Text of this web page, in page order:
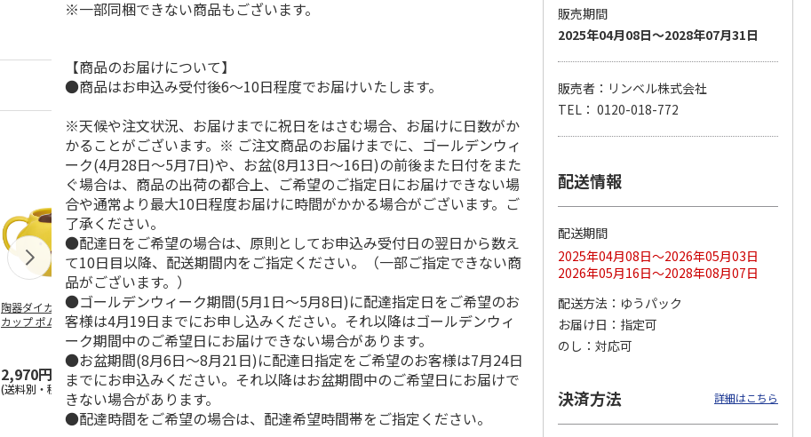
陶器ダイカットマグ
カップ ポムポムプ
2,970円
(送料別・税込)
抗菌食洗機対応 ふ
わっと弁当箱 530ml
水森亜土 PF…
1,760円
(送料別・税込)
ふわっとフタタイト
ランチボックス角型
パペットスンスン
R…
1,485円
(送料別・税込)
マスコット入りドリ
ンクボトル ハロー
キティ PSPR5MC
3,300円
(送料別・税込)
コーデュロイ生地ラ
ンチバッグ ハロー
2,200円
(送料別・税込)
マスコット付箸・箸
置きセット 21cm 干
支箸 ポムポムプ
(送料別・税込)
※一部同梱できない商品もございます。
【商品のお届けについて】
●商品はお申込み受付後6～10日程度でお届けいたします。
※天候や注文状況、お届けまでに祝日をはさむ場合、お届けに日数がか
かることがございます。※ ご注文商品のお届けまでに、ゴールデンウィ
ーク(4月28日～5月7日)や、お盆(8月13日～16日)の前後また日付をまた
ぐ場合は、商品の出荷の都合上、ご希望のご指定日にお届けできない場
合や通常より最大10日程度お届けに時間がかかる場合がございます。ご
了承ください。
●配達日をご希望の場合は、原則としてお申込み受付日の翌日から数え
て10日目以降、配送期間内をご指定ください。（一部ご指定できない商
品がございます。）
●ゴールデンウィーク期間(5月1日～5月8日)に配達指定日をご希望のお
客様は4月19日までにお申し込みください。それ以降はゴールデンウィ
ーク期間中のご希望日にお届けできない場合があります。
●お盆期間(8月6日～8月21日)に配達日指定をご希望のお客様は7月24日
までにお申込みください。それ以降はお盆期間中のご希望日にお届けで
きない場合があります。
●配達時間をご希望の場合は、配達希望時間帯をご指定ください。
販売期間
2025年04月08日～2028年07月31日
販売者：リンベル株式会社
TEL： 0120-018-772
配送情報
配送期間
2025年04月08日～2026年05月03日
2026年05月16日～2028年08月07日
配送方法
ゆうパック
お届け日
指定可
のし
対応可
決済方法 詳細はこちら